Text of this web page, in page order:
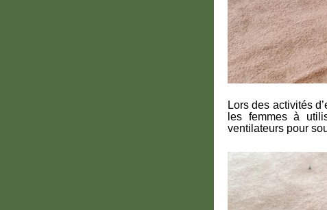
Lors des activités
les femmes à
ventilateurs pour